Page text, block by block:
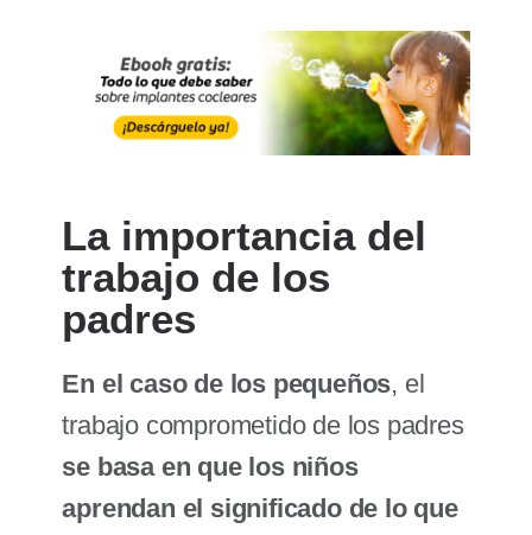
La importancia del
trabajo de los
padres
En el caso de los pequeños, el
trabajo comprometido de los padres
se basa en que los niños
aprendan el significado de lo que